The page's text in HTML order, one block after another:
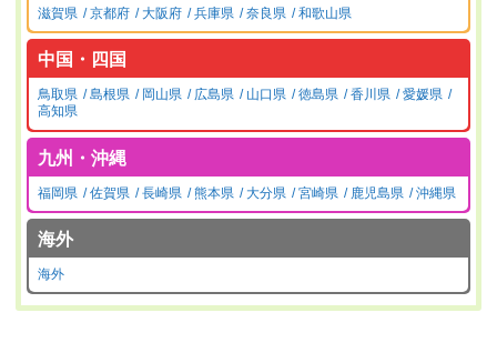
滋賀県 京都府 大阪府 兵庫県 奈良県 和歌山県
中国・四国
鳥取県 島根県 岡山県 広島県 山口県 徳島県 香川県
愛媛県
高知県
九州・沖縄
福岡県 佐賀県 長崎県 熊本県 大分県 宮崎県 鹿児島県 沖縄県
海外
海外